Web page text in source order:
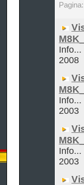
Info...
2008
Info...
2003
Info...
2003